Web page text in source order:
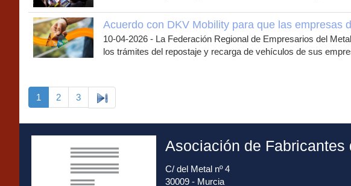
Acuerdo con DKV Mobility para que las empresas
10-04-2026 - La Federación Regional de Empresarios del
los trámites del repostaje y recarga de vehículos de sus
1 2 3
Asociación de
C/ del Metal nº 4
30009 - Murcia